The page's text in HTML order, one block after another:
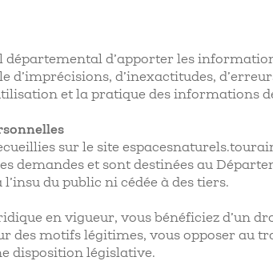
départemental d’apporter les
d’imprécisions, d’inexactitudes,
et la pratique des informations
sur le site
demandes et sont destinées au
du public ni cédée à des tiers.
en vigueur, vous bénéficiez d’un
des motifs légitimes, vous opposer au
disposition législative.